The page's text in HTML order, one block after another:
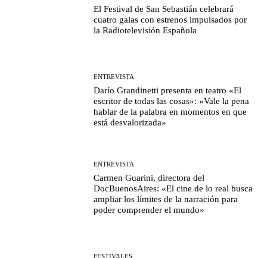
El Festival de San Sebastián celebrará
cuatro galas con estrenos impulsados por
la Radiotelevisión Española
ENTREVISTA
Darío Grandinetti presenta en teatro «El
escritor de todas las cosas»: «Vale la pena
hablar de la palabra en momentos en que
está desvalorizada»
ENTREVISTA
Carmen Guarini, directora del
DocBuenosAires: «El cine de lo real busca
ampliar los límites de la narración para
poder comprender el mundo»
FESTIVALES